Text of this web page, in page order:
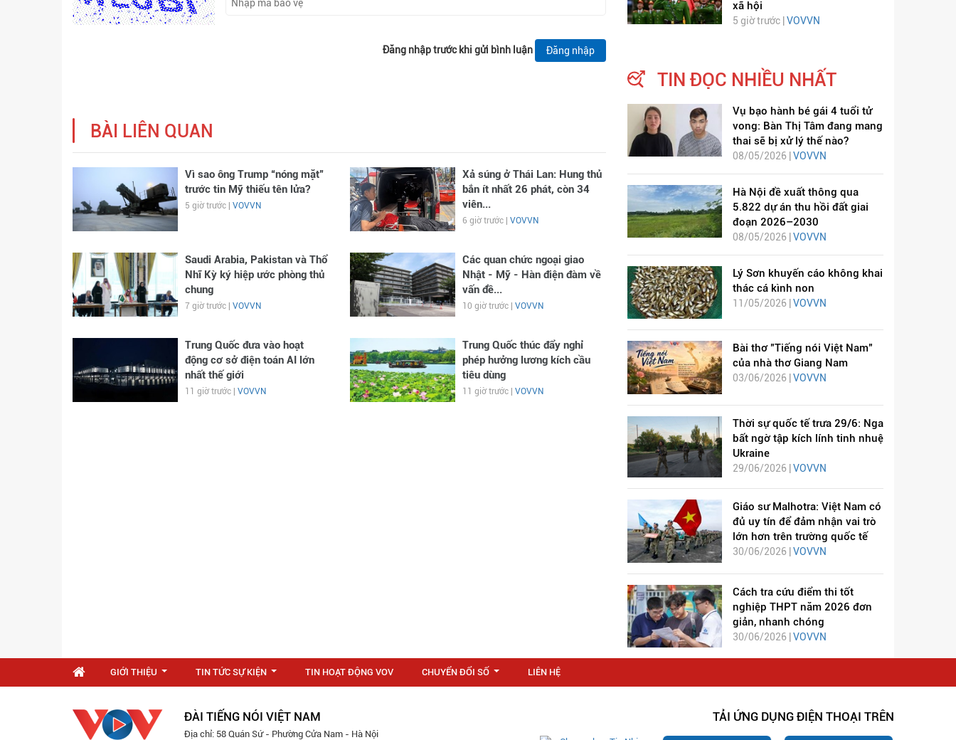
Đăng nhập trước khi gửi bình luận Đăng nhập
BÀI LIÊN QUAN
Vì sao ông Trump “nóng mặt”
trước tin Mỹ thiếu tên lửa?
5 giờ trước | VOVVN
Xả súng ở Thái Lan: Hung thủ
bắn ít nhất 26 phát, còn 34
viên...
6 giờ trước | VOVVN
Saudi Arabia, Pakistan và Thổ
Nhĩ Kỳ ký hiệp ước phòng thủ
chung
7 giờ trước | VOVVN
Các quan chức ngoại giao
Nhật - Mỹ - Hàn điện đàm về
vấn đề...
10 giờ trước | VOVVN
Trung Quốc đưa vào hoạt
động cơ sở điện toán AI lớn
nhất thế giới
11 giờ trước | VOVVN
Trung Quốc thúc đẩy nghỉ
phép hưởng lương kích cầu
tiêu dùng
11 giờ trước | VOVVN
xã hội
5 giờ trước | VOVVN
TIN ĐỌC NHIỀU NHẤT
Vụ bạo hành bé gái 4 tuổi tử
vong: Bàn Thị Tâm đang mang
thai sẽ bị xử lý thế nào?
08/05/2026 | VOVVN
Hà Nội đề xuất thông qua
5.822 dự án thu hồi đất giai
đoạn 2026–2030
08/05/2026 | VOVVN
Lý Sơn khuyến cáo không khai
thác cá kình non
11/05/2026 | VOVVN
Bài thơ "Tiếng nói Việt Nam"
của nhà thơ Giang Nam
03/06/2026 | VOVVN
Thời sự quốc tế trưa 29/6: Nga
bất ngờ tập kích lính tinh nhuệ
Ukraine
29/06/2026 | VOVVN
Giáo sư Malhotra: Việt Nam có
đủ uy tín để đảm nhận vai trò
lớn hơn trên trường quốc tế
30/06/2026 | VOVVN
Cách tra cứu điểm thi tốt
nghiệp THPT năm 2026 đơn
giản, nhanh chóng
30/06/2026 |VOVVN
GIỚI THIỆU TIN TỨC SỰ KIỆN TIN HOẠT ĐỘNG VOV CHUYỂN ĐỔI SỐ LIÊN HỆ
ĐÀI TIẾNG NÓI VIỆT NAM
Địa chỉ: 58 Quán Sứ - Phường Cửa Nam - Hà Nội
TẢI ỨNG DỤNG ĐIỆN THOẠI TRÊN